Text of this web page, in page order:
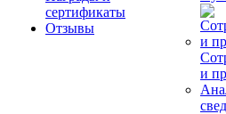
сертификаты
Отзывы
и